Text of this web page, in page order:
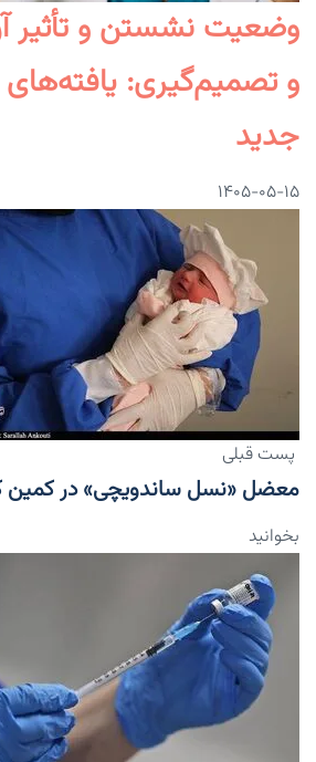
وضعیت نشستن و تأثیر
و تصمیم‌گیری:
جدید
۱۴۰۵-۰۵-۱۵
پست قبلی
معضل «نسل ساندویچی» در کمین
بخوانید